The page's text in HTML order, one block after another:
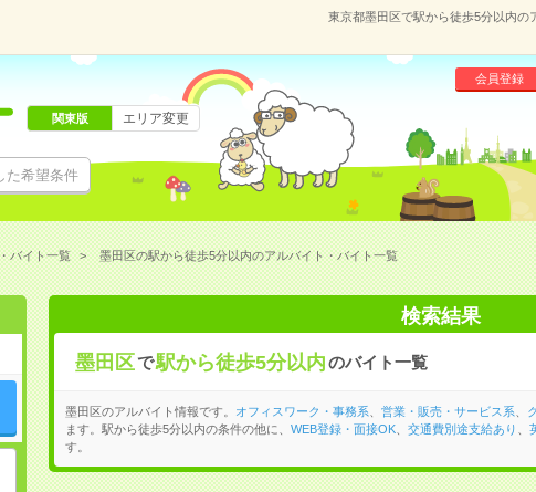
東京都墨田区で駅から徒歩5分以内の
た希望条件
会員登録
関東版 エリア変更
バイト一覧 墨田区の駅から徒歩5分以内のアルバイト・バイト一覧
検索結果
墨田区で駅から徒歩5分以内のバイト一覧
墨田区のアルバイト情報です。 オフィスワーク・事務系 営業・販売・サービス系
ます。駅から徒歩5分以内の条件の他に、 WEB登録・面接OK、 交通費別途支給あり
す。